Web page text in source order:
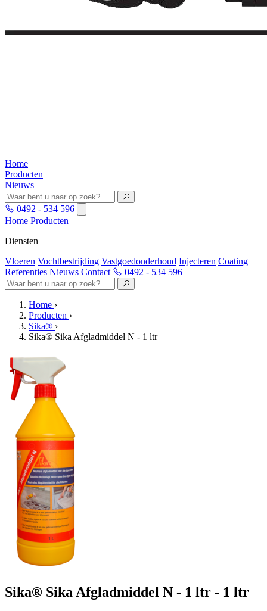
Home
Producten
Nieuws
0492 - 534 596
Home Producten
Diensten
Vloeren Vochtbestrijding Vastgoedonderhoud Injecteren Coating
Referenties Nieuws Contact 0492 - 534 596
Home ›
Producten ›
Sika® ›
Sika® Sika Afgladmiddel N - 1 ltr
Sika® Sika Afgladmiddel N - 1 ltr - 1 ltr